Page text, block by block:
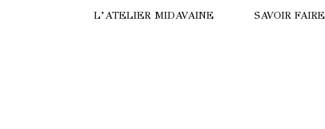
L’ATELIER MIDAVAINE SAVOIR FAIRE